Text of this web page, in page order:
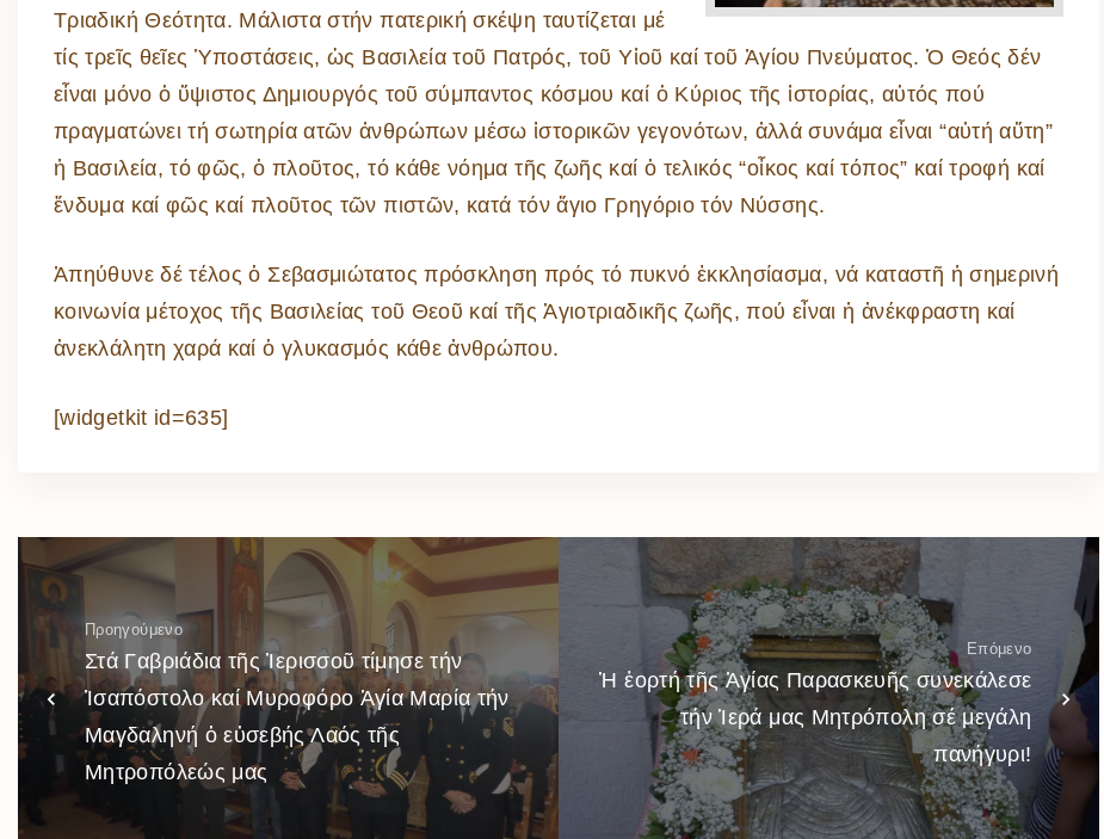
Τριαδική Θεότητα. Μάλιστα στήν πατερική σκέψη ταυτίζεται μέ
τίς τρεῖς θεῖες Ὑποστάσεις, ὡς Βασιλεία τοῦ Πατρός, τοῦ Υἱοῦ καί τοῦ Ἁγίου Πνεύματος. Ὁ Θεός δέν
εἶναι μόνο ὁ ὕψιστος Δημιουργός τοῦ σύμπαντος κόσμου καί ὁ Κύριος τῆς ἱστορίας, αὐτός πού
πραγματώνει τή σωτηρία ατῶν ἀνθρώπων μέσω ἱστορικῶν γεγονότων, ἀλλά συνάμα εἶναι “αὐτή αὕτη”
ἡ Βασιλεία, τό φῶς, ὁ πλοῦτος, τό κάθε νόημα τῆς ζωῆς καί ὁ τελικός “οἶκος καί τόπος” καί τροφή καί
ἔνδυμα καί φῶς καί πλοῦτος τῶν πιστῶν, κατά τόν ἅγιο Γρηγόριο τόν Νύσσης.
Ἀπηύθυνε δέ τέλος ὁ Σεβασμιώτατος πρόσκληση πρός τό πυκνό ἐκκλησίασμα, νά καταστῆ ἡ σημερινή
κοινωνία μέτοχος τῆς Βασιλείας τοῦ Θεοῦ καί τῆς Ἁγιοτριαδικῆς ζωῆς, πού εἶναι ἡ ἀνέκφραστη καί
ἀνεκλάλητη χαρά καί ὁ γλυκασμός κάθε ἀνθρώπου.
[widgetkit id=635]
Προηγούμενο
Στά Γαβριάδια τῆς Ἱερισσοῦ τίμησε τήν
Ἱσαπόστολο καί Μυροφόρο Ἁγία Μαρία τήν
Μαγδαληνή ὁ εὐσεβής Λαός τῆς
Μητροπόλεώς μας
Επόμενο
Ἡ ἑορτή τῆς Ἁγίας Παρασκευῆς συνεκάλεσε
τήν Ἱερά μας Μητρόπολη σέ μεγάλη
πανήγυρι!